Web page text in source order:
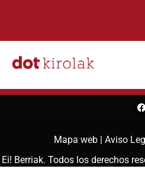
Mapa web | Aviso
Ei! Berriak. Todos los derechos